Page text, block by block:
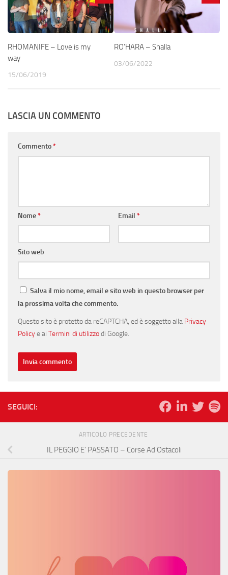
RHOMANIFE – Love is my
way
15/06/2019
RO’HARA – Shalla
03/06/2022
LASCIA UN COMMENTO
Commento*
Nome* Email *
Sito web
Salva il mio nome, email e sito web in questo browser per
la prossima volta che commento.
Questo sito è protetto da reCAPTCHA, ed è soggetto alla Privacy
Policye ai Termini di utilizzodi Google.
SEGUICI:
ARTICOLO PRECEDENTE
IL PEGGIO E’ PASSATO – Corse Ad Ostacoli